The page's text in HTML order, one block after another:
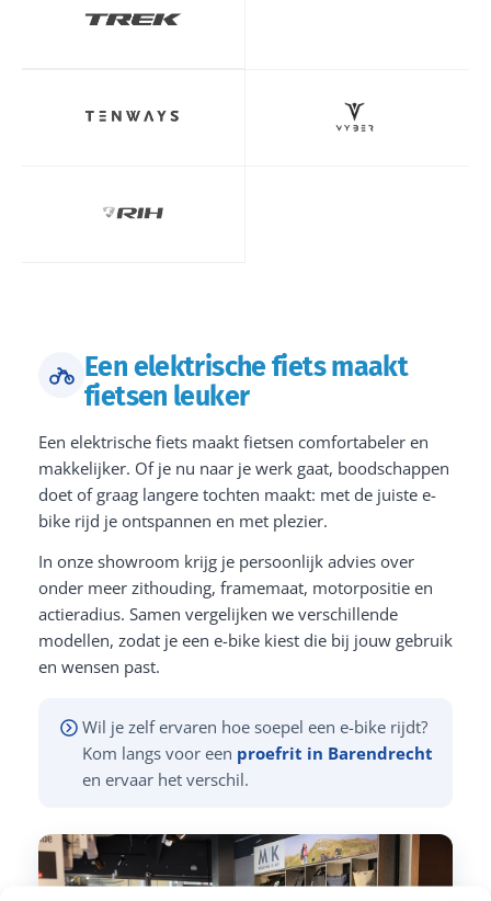
Een elektrische fiets maakt
fietsen leuker
Een elektrische fiets maakt fietsen comfortabeler en
makkelijker. Of je nu naar je werk gaat, boodschappen
doet of graag langere tochten maakt: met de juiste e-
bike rijd je ontspannen en met plezier.
In onze showroom krijg je persoonlijk advies over
onder meer zithouding, framemaat, motorpositie en
actieradius. Samen vergelijken we verschillende
modellen, zodat je een e-bike kiest die bij jouw gebruik
en wensen past.
Wil je zelf ervaren hoe soepel een e-bike rijdt?
Kom langs voor een proefrit in Barendrecht
en ervaar het verschil.